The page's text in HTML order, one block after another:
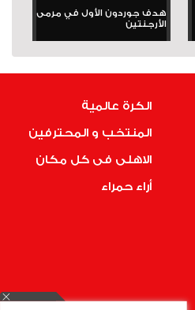
هدف جوردون الأول في مرمى
الأرجنتين
الكرة عالمية
المنتخب و المحترفين
الاهلى فى كل مكان
أراء حمراء